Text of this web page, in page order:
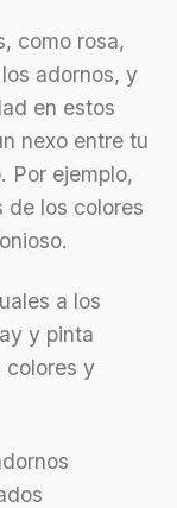
como rosa,
adornos, y
en estos
nexo entre tu
Por ejemplo,
de los colores
a los
y pinta
colores y